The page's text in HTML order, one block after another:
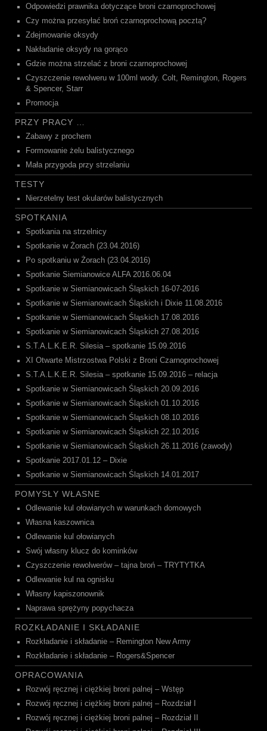
Odpowiedzi prawnika dotyczące broni czarnoprochowej
Czy można przesyłać broń czarnoprochową pocztą?
Zdejmowanie oksydy
Nakładanie oksydy na gorąco
Gdzie można strzelać z broni czarnoprochowej
Czyszczenie rewolweru w 100ml wody. Colt, Remington, Rogers
& Spencer, Starr
Promocja
PRZY PRACY …
Zabawy z prochem
Formowanie żelu balistycznego
Mała przygoda przy strzelaniu
TESTY
Nierzetelny test okularów balistycznych
SPOTKANIA
Spotkania na strzelnicy
Spotkanie w Żorach (23.04.2016)
Po spotkaniu w Żorach (23.04.2016)
Spotkanie Siemianowice ALFA 2016.06.04
Spotkanie w Siemianowicach Śląskich 16-07-2016
Spotkanie w Siemianowicach Śląskich i Dixie 11.08.2016
Spotkanie w Siemianowicach Śląskich 17.08.2016
Spotkanie w Siemianowicach Śląskich 27.08.2016
S.T.A.L.K.E.R. Silesia – spotkanie 15.09.2016
XI Otwarte Mistrzostwa Polski z Broni Czarnoprochowej
S.T.A.L.K.E.R. Silesia – spotkanie 15.09.2016 – relacja
Spotkanie w Siemianowicach Śląskich 20.09.2016
Spotkanie w Siemianowicach Śląskich 01.10.2016
Spotkanie w Siemianowicach Śląskich 08.10.2016
Spotkanie w Siemianowicach Śląskich 22.10.2016
Spotkanie w Siemianowicach Śląskich 26.11.2016 (zawody)
Spotkanie 2017.01.12 – Dixie
Spotkanie w Siemianowicach Śląskich 14.01.2017
POMYSŁY WŁASNE
Odlewanie kul ołowianych w warunkach domowych
Własna kaszownica
Odlewanie kul ołowianych
Swój własny klucz do kominków
Czyszczenie rewolwerów – tajna broń – TRYTYTKA
Odlewanie kul na ognisku
Własny kapiszonownik
Naprawa sprężyny popychacza
ROZKŁADANIE I SKŁADANIE
Rozkładanie i składanie – Remington New Army
Rozkładanie i składanie – Rogers&Spencer
OPRACOWANIA
Rozwój ręcznej i ciężkiej broni palnej – Wstęp
Rozwój ręcznej i ciężkiej broni palnej – Rozdział I
Rozwój ręcznej i ciężkiej broni palnej – Rozdział II